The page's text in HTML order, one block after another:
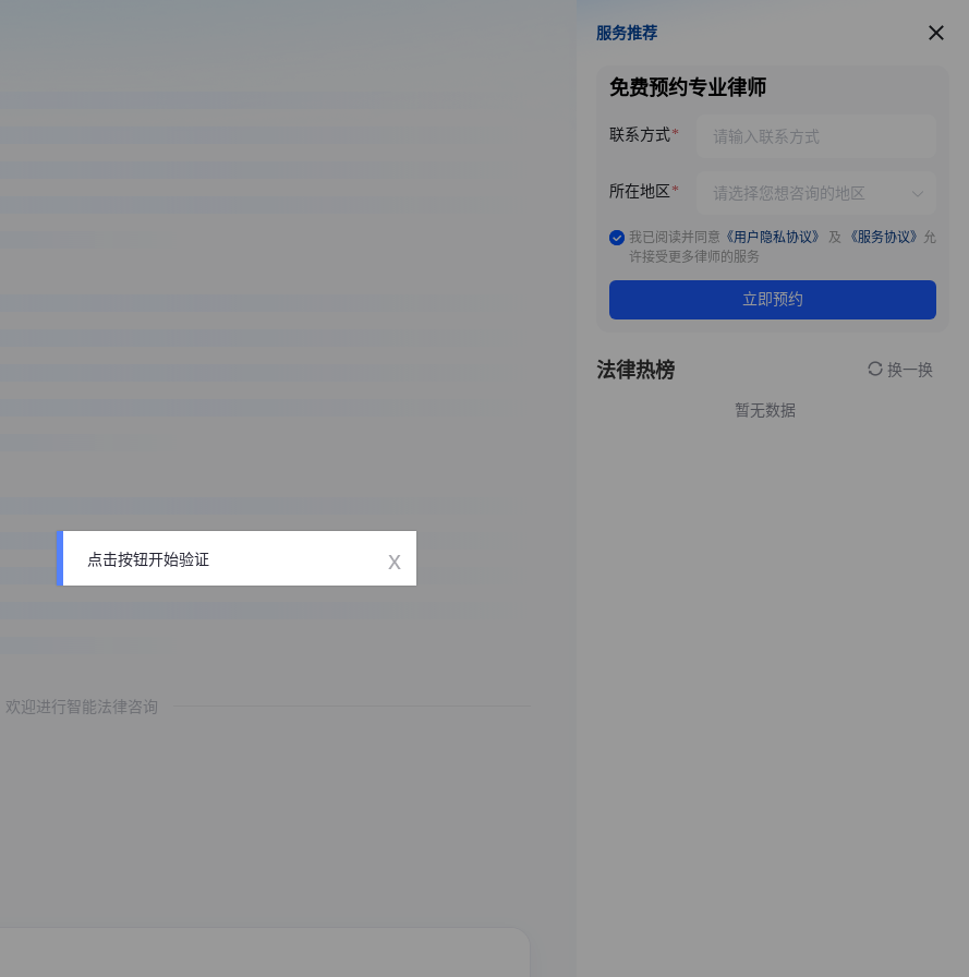
欢迎进行智能法律咨询
服务推荐
服务推荐
免费预约专业律师
联系方式
所在地区
我已阅读并同意 《用户隐私协议》 及 《服务协议》 允
许接受更多律师的服务
立即预约
法律热榜 换一换
暂无数据
点击按钮开始验证 x